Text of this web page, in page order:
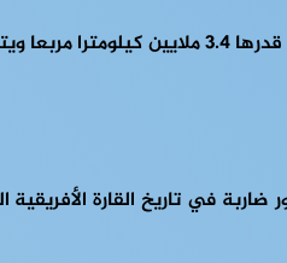
في تاريخ القارة الأفريقية